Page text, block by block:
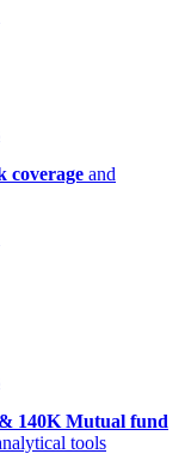
coverage and
140K Mutual fund
tools